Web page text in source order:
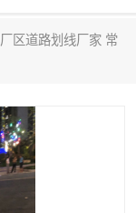
区道路划线厂家 常